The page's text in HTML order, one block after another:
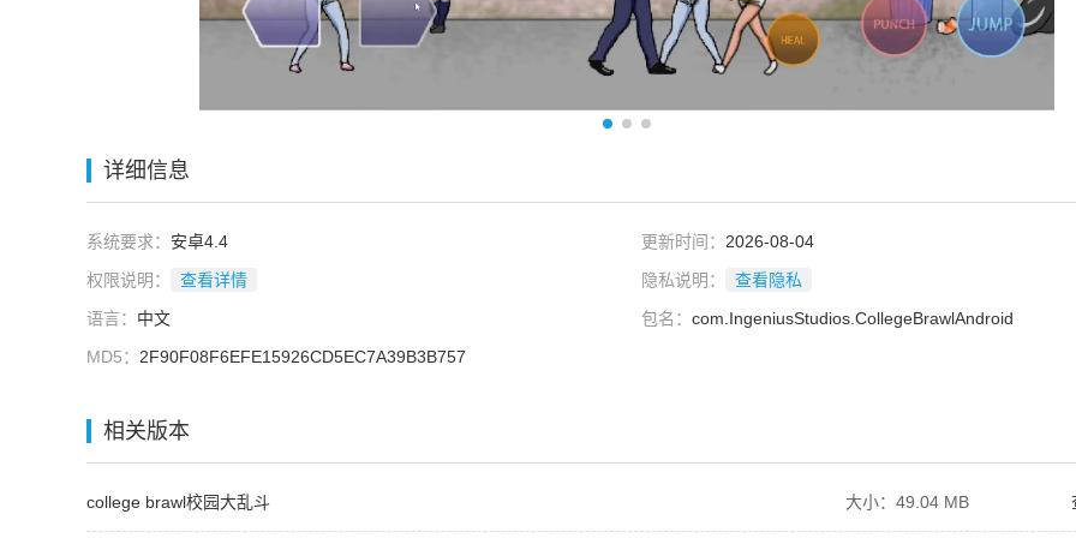
详细信息
系统要求： 安卓4.4 更新时间： 2026-08-04
权限说明：
查看详情 隐私说明：
查看隐私
语言： 中文 包名： com.IngeniusStudios.CollegeBrawlAndroid
MD5： 2F90F08F6EFE15926CD5EC7A39B3B757
相关版本
college brawl校园大乱斗 大小：49.04 MB